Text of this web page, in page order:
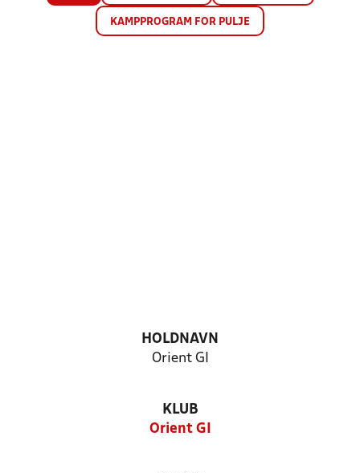
KAMPPROGRAM FOR PULJE
HOLDNAVN
Orient GI
KLUB
Orient GI